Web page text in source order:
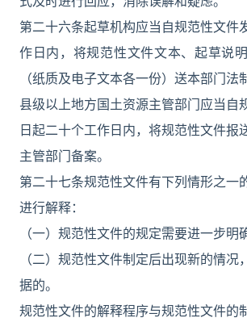
第二十六条起草机构应当自规范性文件
作日内，将规范性文件文本、起草说
（纸质及电子文本各一份）送本部门法
县级以上地方国土资源主管部门应当自
日起二十个工作日内，将规范性文件报
主管部门备案。
第二十七条规范性文件有下列情形之一
进行解释：
（一）规范性文件的规定需要进一步明
（二）规范性文件制定后出现新的情况
据的。
规范性文件的解释程序与规范性文件的